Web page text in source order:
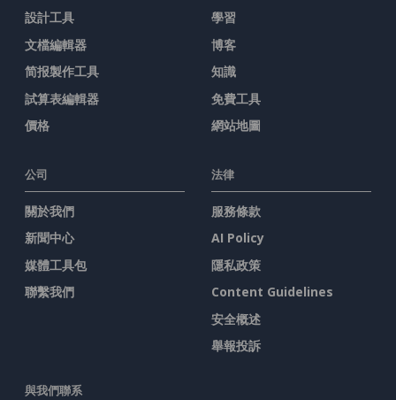
設計工具
文檔編輯器
简报製作工具
試算表編輯器
價格
學習
博客
知識
免費工具
網站地圖
公司
關於我們
新聞中心
媒體工具包
聯繫我們
法律
服務條款
AI Policy
隱私政策
Content Guidelines
安全概述
舉報投訴
與我們聯系